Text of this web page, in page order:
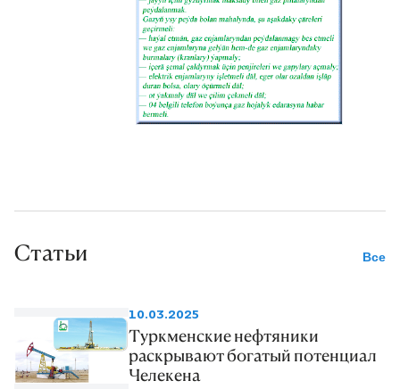
Статьи Все
10.03.2025
Туркменские нефтяники
раскрывают богатый потенциал
Челекена